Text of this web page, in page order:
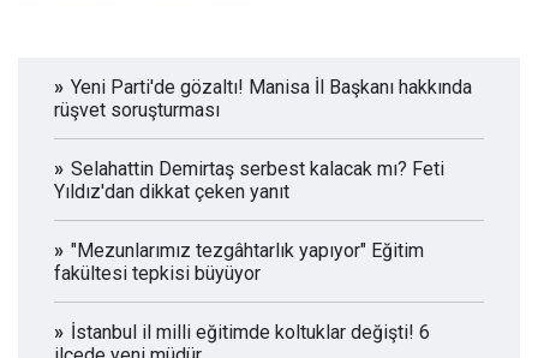
Yeni Parti'de gözaltı! Manisa İl Başkanı hakkında
rüşvet soruşturması
Selahattin Demirtaş serbest kalacak mı? Feti
Yıldız'dan dikkat çeken yanıt
"Mezunlarımız tezgâhtarlık yapıyor" Eğitim
fakültesi tepkisi büyüyor
İstanbul il milli eğitimde koltuklar değişti! 6